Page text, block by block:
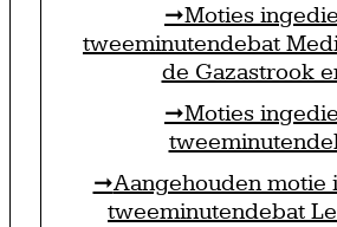
Moties
tweeminutendebat
de Gazastrook
Moties
Aangehouden motie
tweeminutendebat